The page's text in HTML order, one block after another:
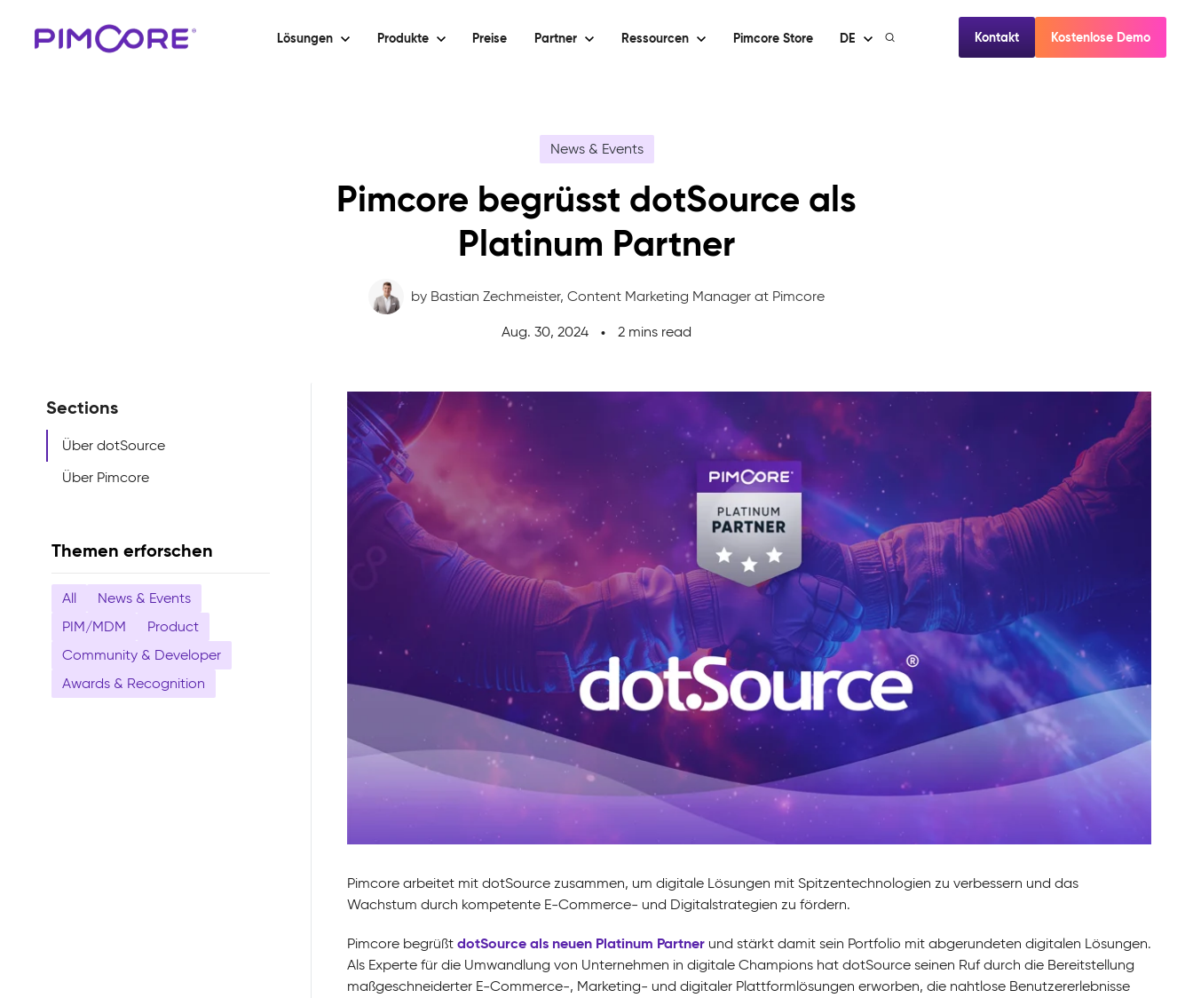
Lösungen Produkte Preise Partner Ressourcen Pimcore Store DE Kontakt Kostenlose Demo
News & Events
Pimcore begrüsst dotSource als
Platinum Partner
by Bastian Zechmeister, Content Marketing Manager at Pimcore
Aug. 30, 2024 2 mins read
Sections
Über dotSource
Über Pimcore
Themen erforschen
All
News & Events
PIM/MDM
Product
Community & Developer
Awards & Recognition
Pimcore arbeitet mit dotSource zusammen, um digitale Lösungen mit Spitzentechnologien zu verbessern und das
Wachstum durch kompetente E-Commerce- und Digitalstrategien zu fördern.
Pimcore begrüßt dotSource als neuen Platinum Partnerund stärkt damit sein Portfolio mit abgerundeten digitalen Lösungen.
Als Experte für die Umwandlung von Unternehmen in digitale Champions hat dotSource seinen Ruf durch die Bereitstellung
maßgeschneiderter E-Commerce-, Marketing- und digitaler Plattformlösungen erworben, die nahtlose Benutzererlebnisse